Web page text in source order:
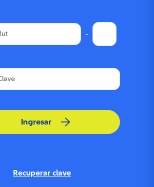
-
Ingresar
Recuperar clave